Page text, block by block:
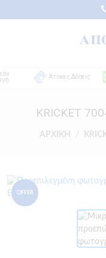
Άτοκες Δόσεις
KRICKET
ΑΡΧΙΚΗ
OFFER